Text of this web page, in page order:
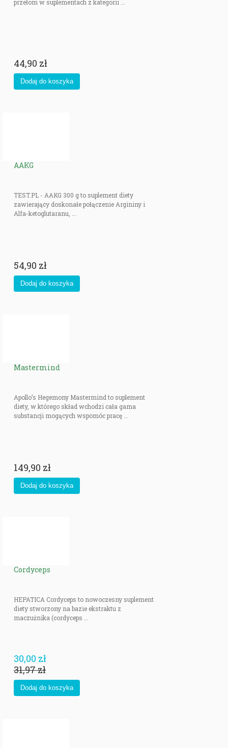
przełom w suplementach z kategorii ...
44,90 zł
AAKG
TEST.PL - AAKG 300 g to suplement diety
zawierający doskonałe połączenie Argininy i
Alfa-ketoglutaranu, ...
54,90 zł
Mastermind
Apollo’s Hegemony Mastermind to suplement
diety, w którego skład wchodzi cała gama
substancji mogących wspomóc pracę ...
149,90 zł
Cordyceps
HEPATICA Cordyceps to nowoczesny suplement
diety stworzony na bazie ekstraktu z
maczużnika (cordyceps ...
30,00 zł
31,97 zł